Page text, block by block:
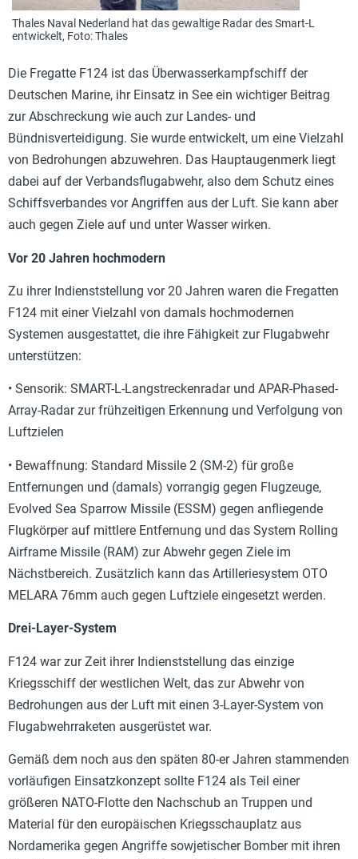
Thales Naval Nederland hat das gewaltige Radar des Smart-L
entwickelt, Foto: Thales
Die Fregatte F124 ist das Überwasserkampfschiff der
Deutschen Marine, ihr Einsatz in See ein wichtiger Beitrag
zur Abschreckung wie auch zur Landes- und
Bündnisverteidigung. Sie wurde entwickelt, um eine Vielzahl
von Bedrohungen abzuwehren. Das Hauptaugenmerk liegt
dabei auf der Verbandsflugabwehr, also dem Schutz eines
Schiffsverbandes vor Angriffen aus der Luft. Sie kann aber
auch gegen Ziele auf und unter Wasser wirken.
Vor 20 Jahren hochmodern
Zu ihrer Indienststellung vor 20 Jahren waren die Fregatten
F124 mit einer Vielzahl von damals hochmodernen
Systemen ausgestattet, die ihre Fähigkeit zur Flugabwehr
unterstützen:
• Sensorik: SMART-L-Langstreckenradar und APAR-Phased-
Array-Radar zur frühzeitigen Erkennung und Verfolgung von
Luftzielen
• Bewaffnung: Standard Missile 2 (SM-2) für große
Entfernungen und (damals) vorrangig gegen Flugzeuge,
Evolved Sea Sparrow Missile (ESSM) gegen anfliegende
Flugkörper auf mittlere Entfernung und das System Rolling
Airframe Missile (RAM) zur Abwehr gegen Ziele im
Nächstbereich. Zusätzlich kann das Artilleriesystem OTO
MELARA 76mm auch gegen Luftziele eingesetzt werden.
Drei-Layer-System
F124 war zur Zeit ihrer Indienststellung das einzige
Kriegsschiff der westlichen Welt, das zur Abwehr von
Bedrohungen aus der Luft mit einen 3-Layer-System von
Flugabwehrraketen ausgerüstet war.
Gemäß dem noch aus den späten 80-er Jahren stammenden
vorläufigen Einsatzkonzept sollte F124 als Teil einer
größeren NATO-Flotte den Nachschub an Truppen und
Material für den europäischen Kriegsschauplatz aus
Nordamerika gegen Angriffe sowjetischer Bomber mit ihren